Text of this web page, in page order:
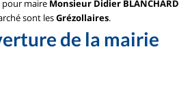
pour maire Monsieur Didier BLANCHARD
sont lesGrézollaires.
de la mairie